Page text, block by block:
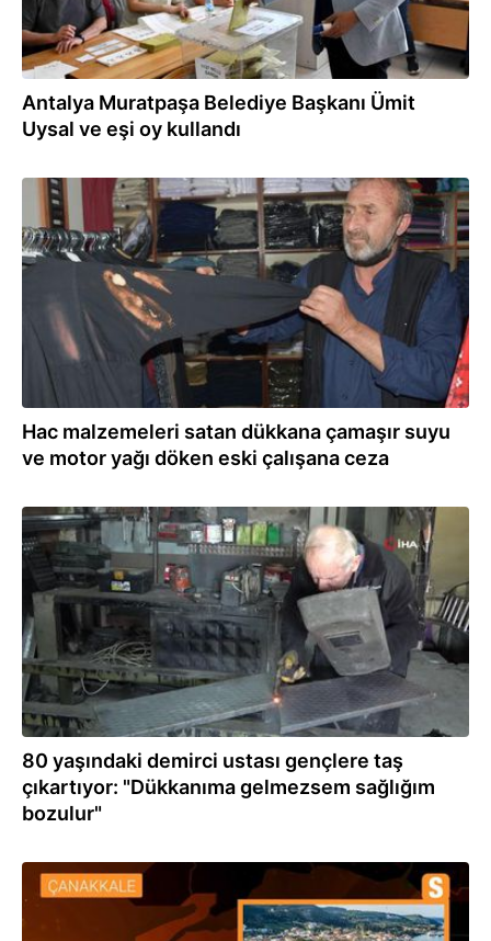
Antalya Muratpaşa Belediye Başkanı Ümit
Uysal ve eşi oy kullandı
25.04.2023
Hac malzemeleri satan dükkana çamaşır suyu
ve motor yağı döken eski çalışana ceza
31.03.2023
80 yaşındaki demirci ustası gençlere taş
çıkartıyor: "Dükkanıma gelmezsem sağlığım
bozulur"
04.02.2023